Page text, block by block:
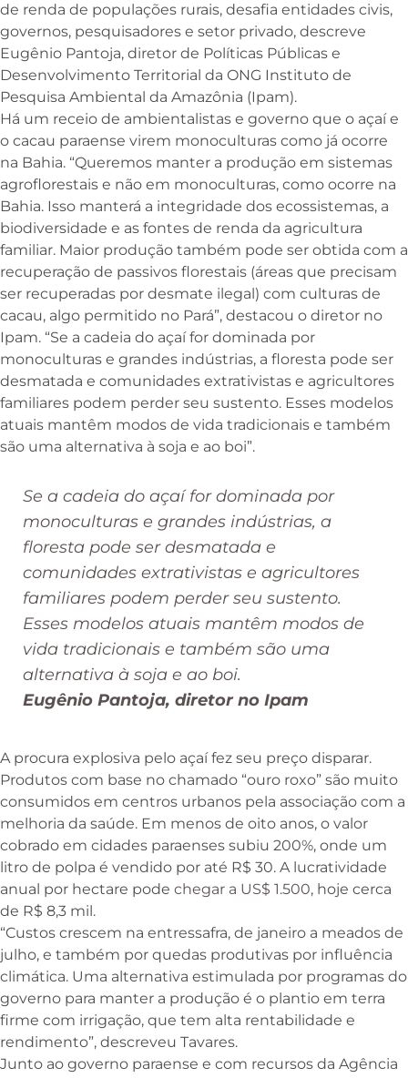
de renda de populações rurais, desafia entidades civis,
governos, pesquisadores e setor privado, descreve
Eugênio Pantoja, diretor de Políticas Públicas e
Desenvolvimento Territorial da ONG Instituto de
Pesquisa Ambiental da Amazônia (Ipam).
Há um receio de ambientalistas e governo que o açaí e
o cacau paraense virem monoculturas como já ocorre
na Bahia. “Queremos manter a produção em sistemas
agroflorestais e não em monoculturas, como ocorre na
Bahia. Isso manterá a integridade dos ecossistemas, a
biodiversidade e as fontes de renda da agricultura
familiar. Maior produção também pode ser obtida com a
recuperação de passivos florestais (áreas que precisam
ser recuperadas por desmate ilegal) com culturas de
cacau, algo permitido no Pará”, destacou o diretor no
Ipam. “Se a cadeia do açaí for dominada por
monoculturas e grandes indústrias, a floresta pode ser
desmatada e comunidades extrativistas e agricultores
familiares podem perder seu sustento. Esses modelos
atuais mantêm modos de vida tradicionais e também
são uma alternativa à soja e ao boi”.
Se a cadeia do açaí for dominada por
monoculturas e grandes indústrias, a
floresta pode ser desmatada e
comunidades extrativistas e agricultores
familiares podem perder seu sustento.
Esses modelos atuais mantêm modos de
vida tradicionais e também são uma
alternativa à soja e ao boi.
Eugênio Pantoja, diretor no Ipam
A procura explosiva pelo açaí fez seu preço disparar.
Produtos com base no chamado “ouro roxo” são muito
consumidos em centros urbanos pela associação com a
melhoria da saúde. Em menos de oito anos, o valor
cobrado em cidades paraenses subiu 200%, onde um
litro de polpa é vendido por até R$ 30. A lucratividade
anual por hectare pode chegar a US$ 1.500, hoje cerca
de R$ 8,3 mil.
“Custos crescem na entressafra, de janeiro a meados de
julho, e também por quedas produtivas por influência
climática. Uma alternativa estimulada por programas do
governo para manter a produção é o plantio em terra
firme com irrigação, que tem alta rentabilidade e
rendimento”, descreveu Tavares.
Junto ao governo paraense e com recursos da Agência